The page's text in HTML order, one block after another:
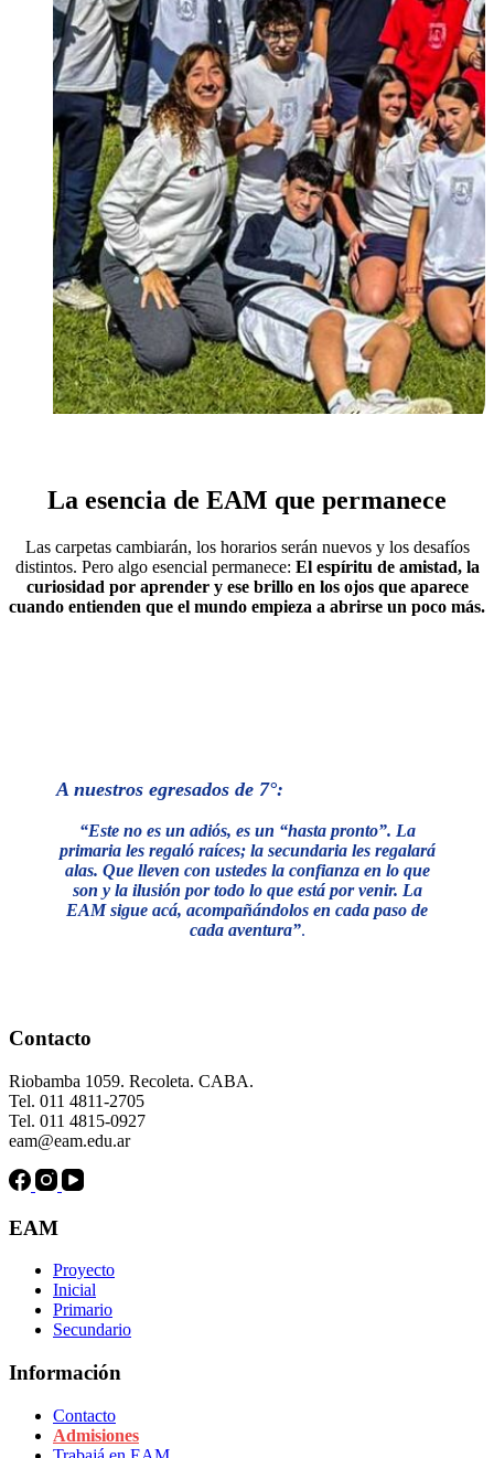
La esencia de EAM que permanece
Las carpetas cambiarán, los horarios serán nuevos y los desafíos
distintos. Pero algo esencial permanece: El espíritu de amistad, la
curiosidad por aprender y ese brillo en los ojos que aparece
cuando entienden que el mundo empieza a abrirse un poco más.
A nuestros egresados de 7°:
“Este no es un adiós, es un “hasta pronto”. La
primaria les regaló raíces; la secundaria les regalará
alas. Que lleven con ustedes la confianza en lo que
son y la ilusión por todo lo que está por venir. La
EAM sigue acá, acompañándolos en cada paso de
cada aventura”.
Contacto
Riobamba 1059. Recoleta. CABA.
Tel. 011 4811-2705
Tel. 011 4815-0927
eam@eam.edu.ar
EAM
Proyecto
Inicial
Primario
Secundario
Información
Contacto
Admisiones